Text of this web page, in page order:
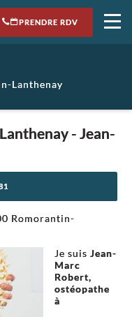
PRENDRE RDV
Lanthenay
- Jean-
Romorantin-
Je suis Jean-
Marc
Robert,
ostéopathe
à